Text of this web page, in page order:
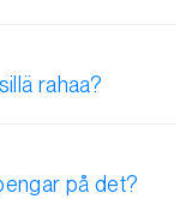
rahaa?
på det?